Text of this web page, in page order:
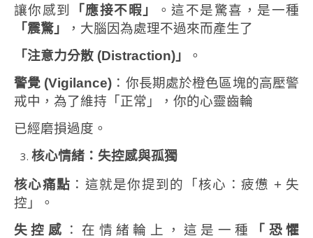
讓你感到
「應接不暇」
。這不是驚喜，是一種
「震驚」
，大腦因為處理不過來而產生了
「注意力分散 (Distraction) 」
。
警覺 (Vigilance) ：你長期處於橙色區塊的高壓警
戒中，為了維持「正常」，你的心靈齒輪
已經磨損過度。
核心情緒：失控感與孤獨
核心痛點 ：這就是你提到的「核心：疲憊 + 失
控」。
失控感
：在情緒輪上，這是一種
「恐懼